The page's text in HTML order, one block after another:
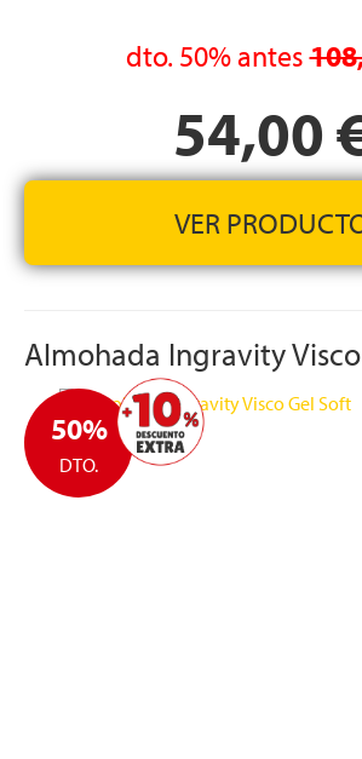
fabricada en tejido muy suave y
se puede lavar fácilmente en la lavadora
FABRICADA EN ESPAÑA
ALTURA:
dto. 50%antes
54,00
VER
Almohada Ingravity
50%
DTO.